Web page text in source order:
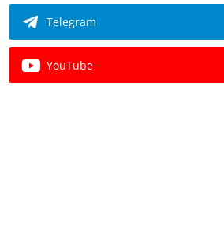
Telegram
YouTube